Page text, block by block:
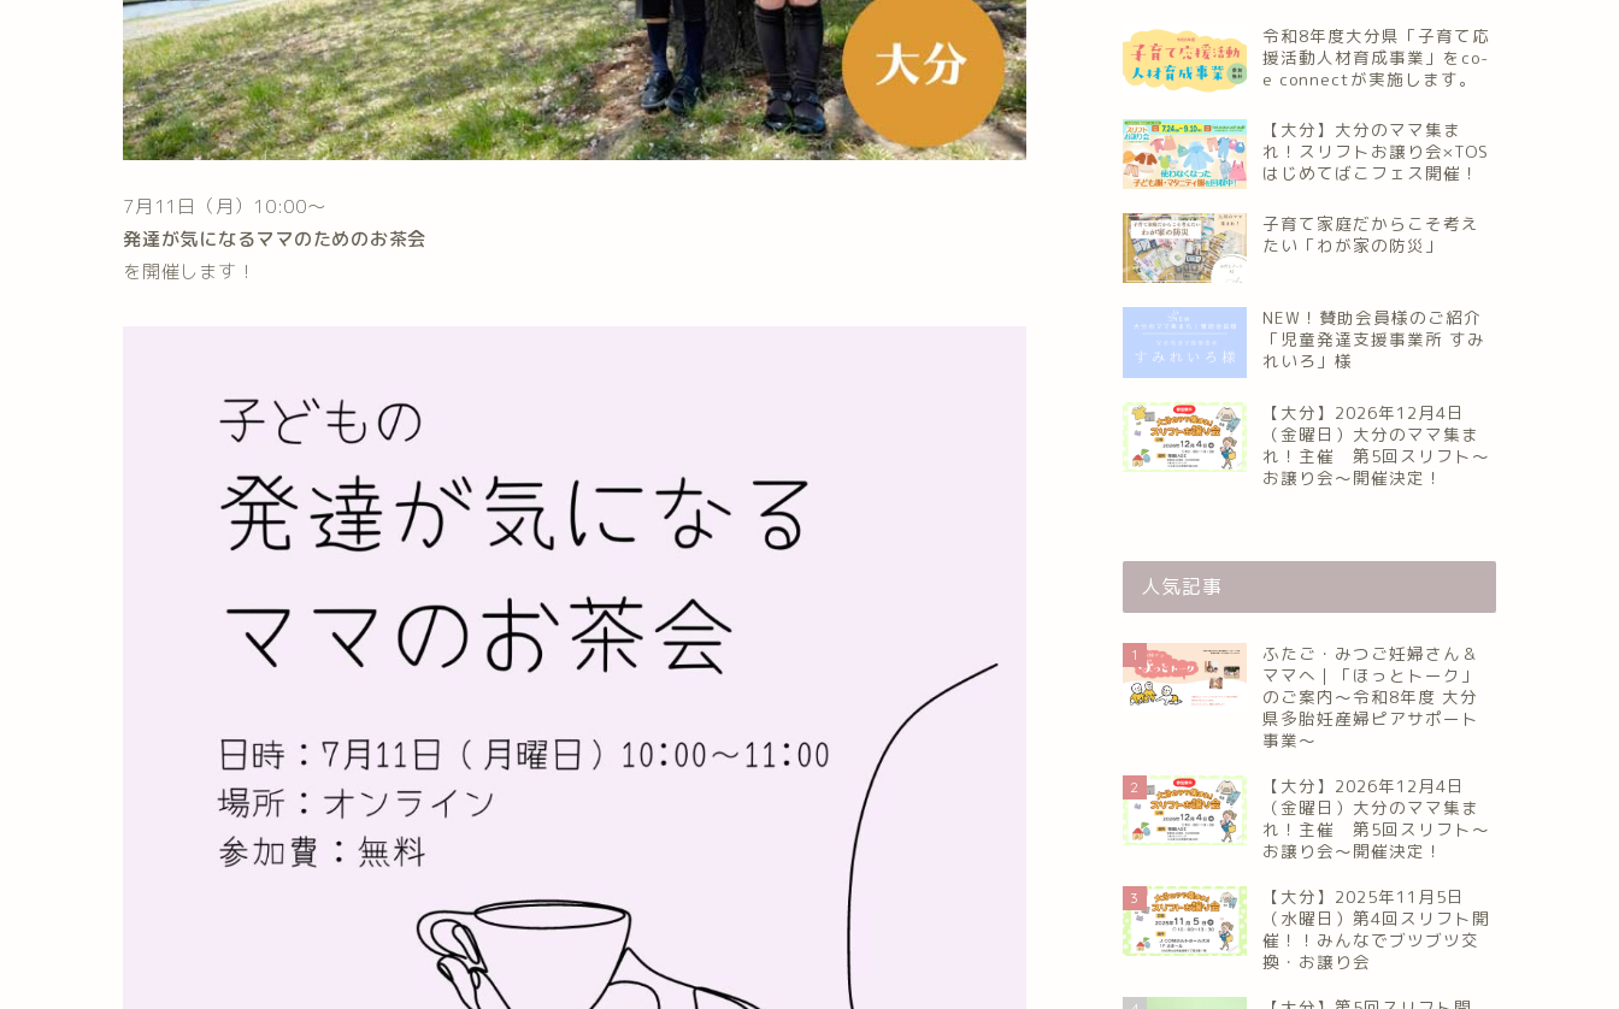
7月11日（月）10:00～
発達が気になるママのためのお茶会
を開催します！
令和8年度大分県「子育て応
援活動人材育成事業」をco-
e connectが実施します。
【大分】大分のママ集ま
れ！スリフトお譲り会×TOS
はじめてばこフェス開催！
子育て家庭だからこそ考え
たい「わが家の防災」
NEW！賛助会員様のご紹介
「児童発達支援事業所 すみ
れいろ」様
【大分】2026年12月4日
（金曜日）大分のママ集ま
れ！主催 第5回スリフト〜
お譲り会〜開催決定！
人気記事
1
ふたご・みつご妊婦さん＆
ママへ｜「ほっとトーク」
のご案内～令和8年度 大分
県多胎妊産婦ピアサポート
事業～
2
【大分】2026年12月4日
（金曜日）大分のママ集ま
れ！主催 第5回スリフト〜
お譲り会〜開催決定！
3
【大分】2025年11月5日
（水曜日）第4回スリフト開
催！！みんなでブツブツ交
換・お譲り会